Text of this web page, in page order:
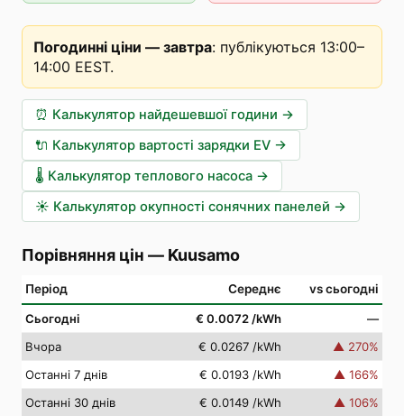
Погодинні ціни — завтра: публікуються 13:00–
14:00 EEST.
⏰ Калькулятор найдешевшої години →
🔌 Калькулятор вартості зарядки EV →
🌡️ Калькулятор теплового насоса →
☀️ Калькулятор окупності сонячних панелей →
Порівняння цін — Kuusamo
Період Середнє vs сьогодні
Сьогодні € 0.0072 /kWh
—
Вчора
€ 0.0267 /kWh ▲ 270%
Останні 7 днів
€ 0.0193 /kWh ▲ 166%
Останні 30 днів
€ 0.0149 /kWh ▲ 106%